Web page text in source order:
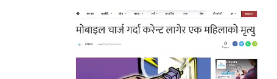
Video
Player